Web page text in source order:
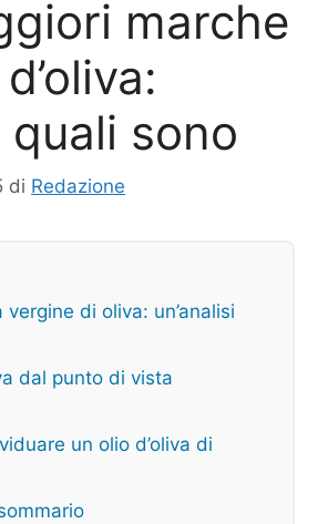
marche
sono
di Redazione
vergine di oliva: un’analisi
dal punto di vista
un olio d’oliva di